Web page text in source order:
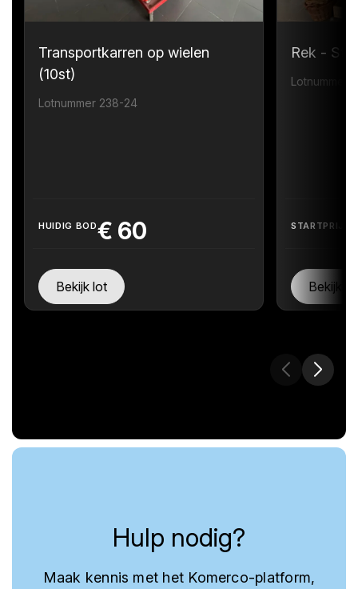
Transportkarren op wielen
(10st)
Lotnummer 238-24
HUIDIG BOD€ 60
Bekijk lot
Rek -
Lotnummer
STARTPRIJS
Bekijk
Hulp nodig?
Maak kennis met het Komerco-platform,